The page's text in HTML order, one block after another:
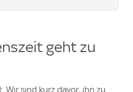
geht zu
Wir sind kurz davor, ihn zu